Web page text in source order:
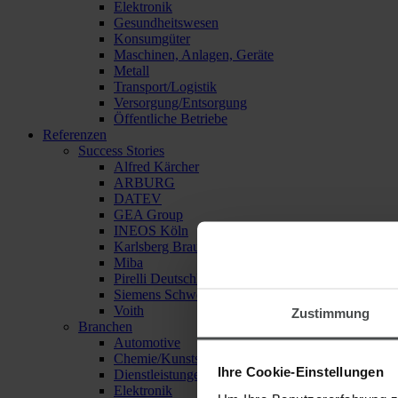
Zustimmung
Ihre Cookie-Einstellungen
Elektronik
Gesundheitswesen
Konsumgüter
Maschinen, Anlagen, Geräte
Metall
Transport/Logistik
Versorgung/Entsorgung
Öffentliche Betriebe
Referenzen
Success Stories
Alfred Kärcher
ARBURG
DATEV
GEA Group
INEOS Köln
Karlsberg Brauerei
Miba
Pirelli Deutschland
Siemens Schweiz
Voith
Branchen
Automotive
Chemie/Kunststoffe
Dienstleistungen
Elektronik